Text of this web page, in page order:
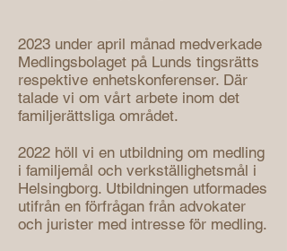
2023 under april månad medverkade
Medlingsbolaget på Lunds tingsrätts
respektive enhetskonferenser. Där
talade vi om vårt arbete inom det
familjerättsliga området.
2022 höll vi en utbildning om medling
i familjemål och verkställighetsmål i
Helsingborg. Utbildningen utformades
utifrån en förfrågan från advokater
och jurister med intresse för medling.